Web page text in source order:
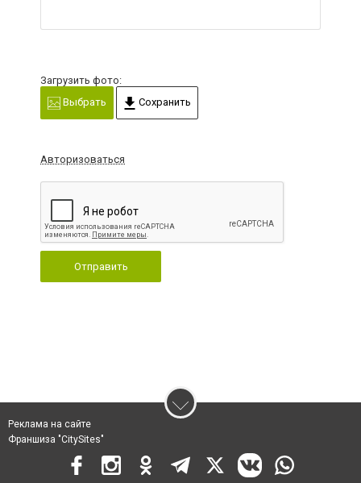
Загрузить фото:
Выбрать
Сохранить
Авторизоваться
Отправить
Реклама на сайте
Франшиза "CitySites"